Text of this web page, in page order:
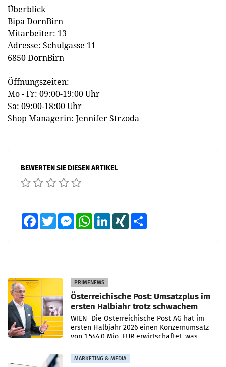
Überblick
Bipa DornBirn
Mitarbeiter: 13
Adresse: Schulgasse 11
6850 DornBirn
Öffnungszeiten:
Mo - Fr: 09:00-19:00 Uhr
Sa: 09:00-18:00 Uhr
Shop Managerin: Jennifer Strzoda
BEWERTEN SIE DIESEN ARTIKEL
FacebookTwitter MessengerWhatsAppLinkedInXING
PRIMENEWS
Österreichische Post: Umsatzplus im
ersten Halbjahr trotz schwachem
Briefgeschäft
WIEN Die Österreichische Post AG hat im
ersten Halbjahr 2026 einen Konzernumsatz
von 1.544,0 Mio. EUR erwirtschaftet, was
einem Plus von 3,8 Prozent gegenüber dem
Vergleichszeitraum
MARKETING & MEDIA